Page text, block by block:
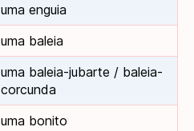
uma enguia
uma baleia
uma baleia-jubarte / baleia-
corcunda
uma bonito